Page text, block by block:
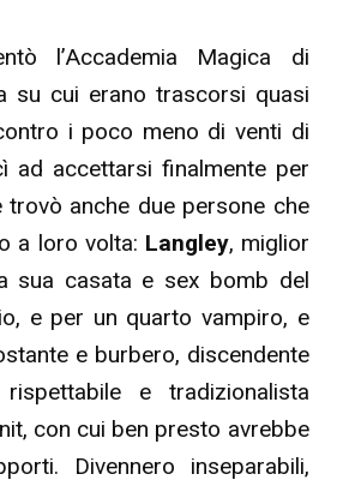
l’Accademia Magica di
su cui erano trascorsi quasi
i poco meno di venti di
ad accettarsi finalmente per
trovò anche due persone che
a loro volta: Langley, miglior
sua casata e sex bomb del
e per un quarto vampiro, e
e burbero, discendente
rispettabile e tradizionalista
con cui ben presto avrebbe
Divennero inseparabili,